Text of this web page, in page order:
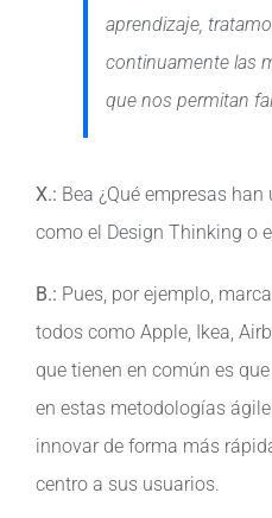
aprendizaje,
continuamente las
que nos permitan
X.: Bea ¿Qué empresas
como el Design Thinking o
B.: Pues, por ejemplo,
todos como Apple, Ikea,
que tienen en común es
en estas metodologías
innovar de forma más
centro a sus usuarios.